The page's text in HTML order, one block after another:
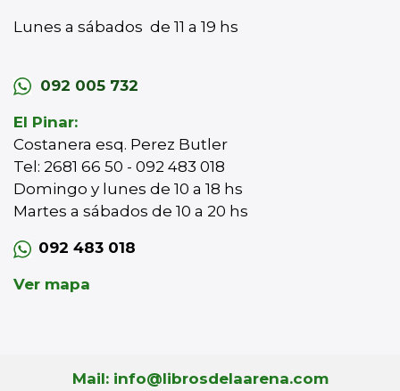
Lunes a sábados de 11 a 19 hs
092 005 732
El Pinar:
Costanera esq. Perez Butler
Tel: 2681 66 50 - 092 483 018
Domingo y lunes de 10 a 18 hs
Martes a sábados de 10 a 20 hs
092 483 018
Ver mapa
Mail: info@librosdelaarena.com